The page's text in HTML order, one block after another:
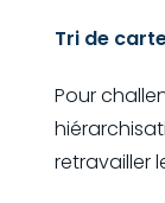
Tri de
Pour
retravailler